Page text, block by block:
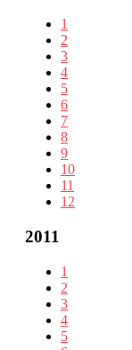
1
2
3
4
5
6
7
8
9
10
11
12
2011
1
2
3
4
5